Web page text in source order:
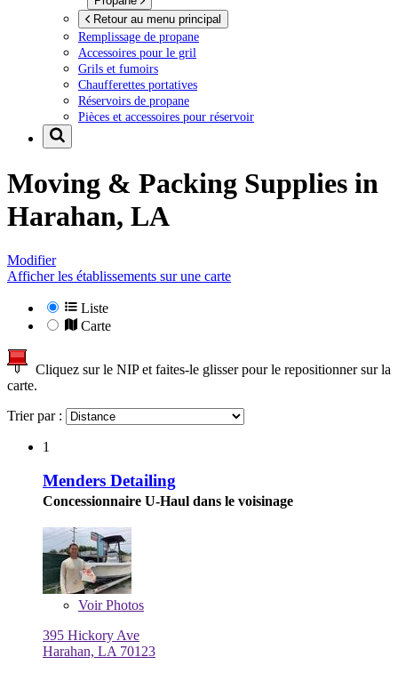
Retour au menu principal
Remplissage de propane
Accessoires pour le gril
Grils et fumoirs
Chaufferettes portatives
Réservoirs de propane
Pièces et accessoires pour réservoir
Moving & Packing Supplies in
Harahan, LA
Modifier
Afficher les établissements sur une carte
Liste
Carte
Cliquez sur le NIP et faites-le glisser pour le repositionner sur la
carte.
Trier par :
1
Menders Detailing
Concessionnaire U-Haul dans le voisinage
VoirPhotos
395 Hickory Ave
Harahan, LA 70123